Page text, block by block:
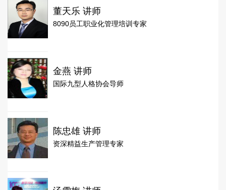
董天乐 讲师
8090员工职业化管理培训专家
金燕 讲师
国际九型人格协会导师
陈忠雄 讲师
资深精益生产管理专家